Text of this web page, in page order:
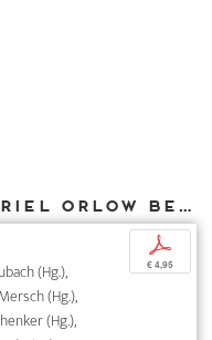
Weitere Texte von Uriel Orlow bei DIAPHANES
(Hg.),
(Hg.),
(Hg.),
p
€ 4,95